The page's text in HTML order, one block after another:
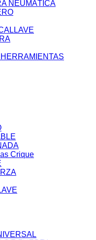
NEUMÁTICA
Crique